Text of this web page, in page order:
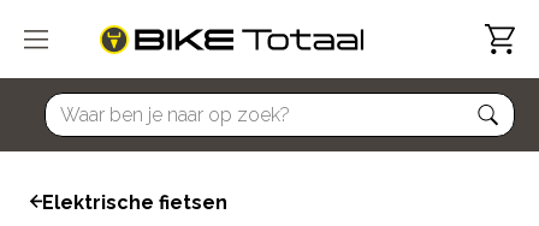
home
Elektrische fietsen